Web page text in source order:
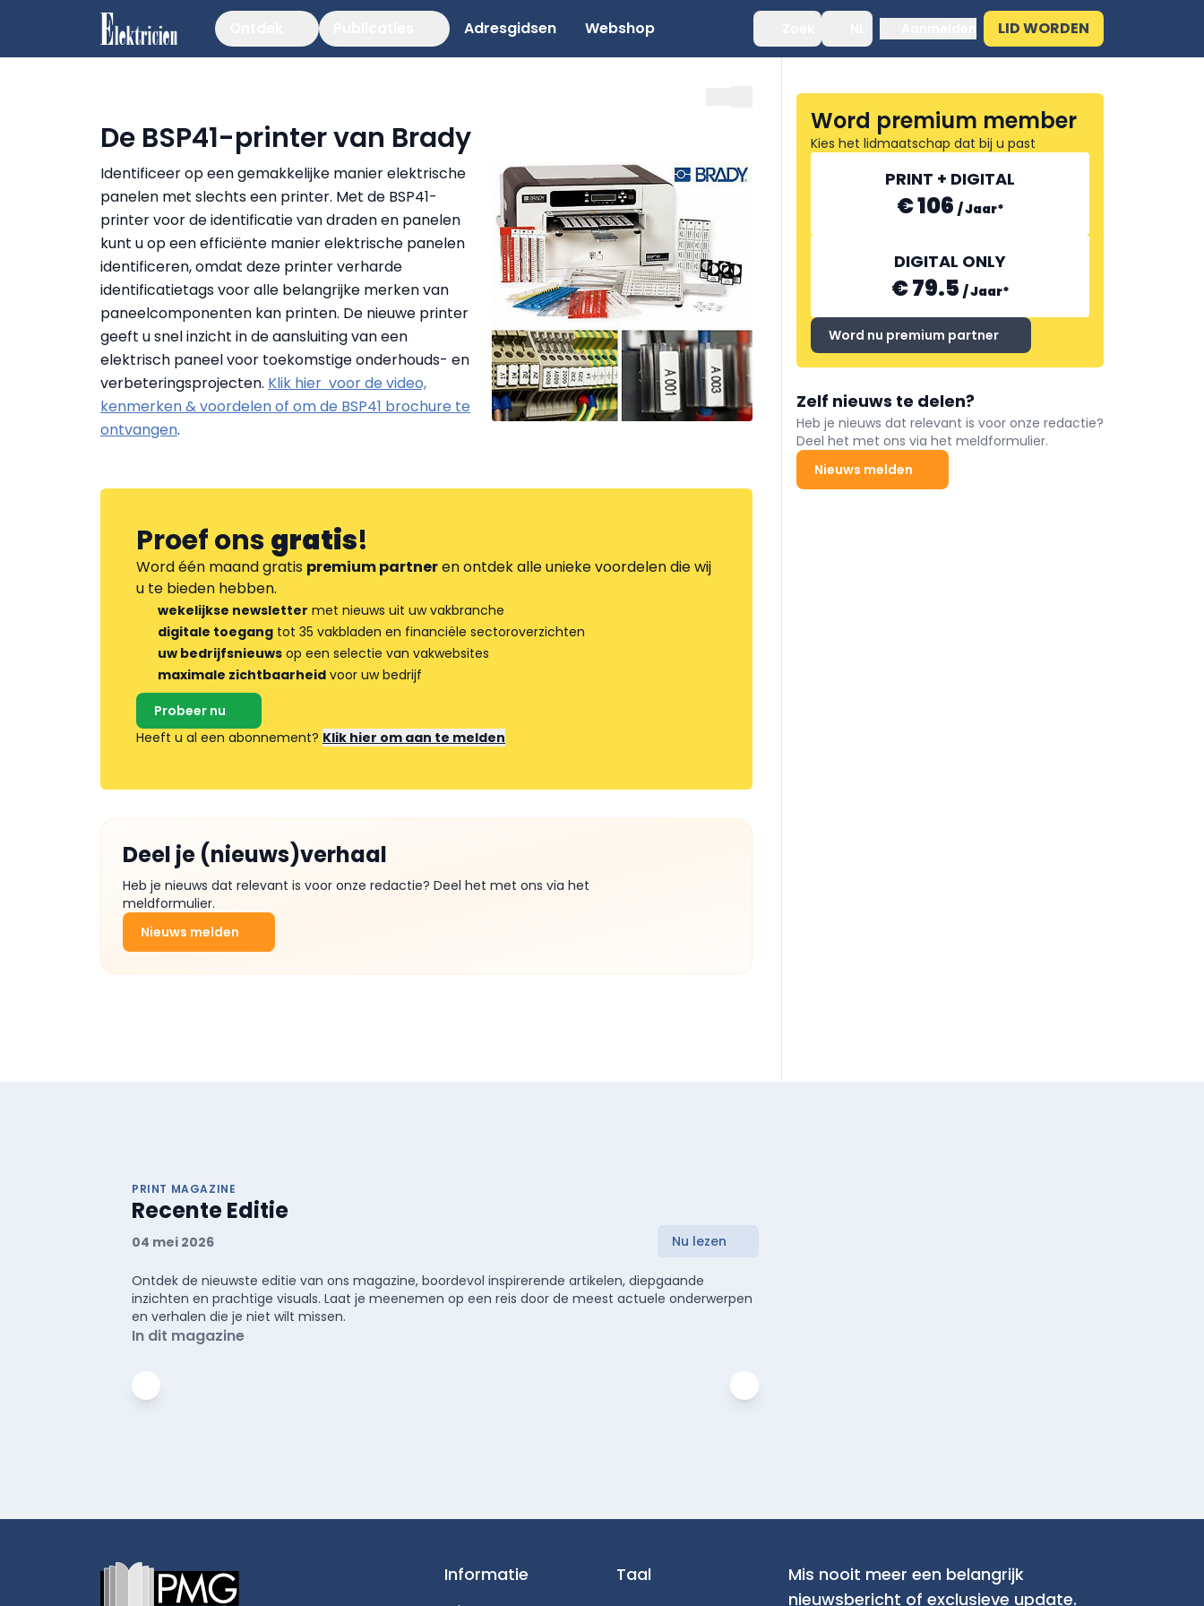
Adresgidsen Webshop LID WORDEN
De BSP41-printer van Brady
Identificeer op een gemakkelijke manier elektrische
panelen met slechts een printer. Met de BSP41-
printer voor de identificatie van draden en panelen
kunt u op een efficiënte manier elektrische panelen
identificeren, omdat deze printer verharde
identificatietags voor alle belangrijke merken van
paneelcomponenten kan printen. De nieuwe printer
geeft u snel inzicht in de aansluiting van een
elektrisch paneel voor toekomstige onderhouds- en
verbeteringsprojecten. Klik hier voor de video,
kenmerken & voordelen of om de BSP41 brochure te
ontvangen.
Proef onsgratis!
Word één maand gratis premium partneren ontdek alle unieke voordelen die wij
u te bieden hebben.
wekelijkse newsletter met nieuws uit uw vakbranche
digitale toegang tot 35 vakbladen en financiële sectoroverzichten
uw bedrijfsnieuws op een selectie van vakwebsites
maximale zichtbaarheid voor uw bedrijf
Probeer nu
Heeft u al een abonnement? Klik hier om aan te melden
Deel je (nieuws)verhaal
Heb je nieuws dat relevant is voor onze redactie? Deel het met ons via het
meldformulier.
Nieuws melden
Word premium member
Kies het lidmaatschap dat bij u past
PRINT + DIGITAL
€ 106 /Jaar*
DIGITAL ONLY
€ 79.5 /Jaar*
Word nu premium partner
Zelf nieuws te delen?
Heb je nieuws dat relevant is voor onze redactie?
Deel het met ons via het meldformulier.
Nieuws melden
PRINT MAGAZINE
Recente Editie
04 mei 2026 Nu lezen
Ontdek de nieuwste editie van ons magazine, boordevol inspirerende artikelen, diepgaande
inzichten en prachtige visuals. Laat je meenemen op een reis door de meest actuele onderwerpen
en verhalen die je niet wilt missen.
In dit magazine
Informatie Taal
Mis nooit meer een belangrijk
nieuwsbericht of exclusieve update.